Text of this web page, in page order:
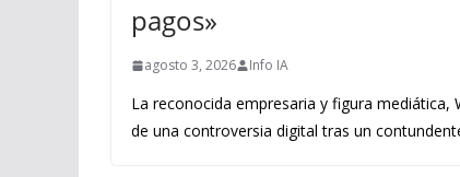
pagos»
agosto 3, 2026 Info IA
La reconocida empresaria y figura mediática,
de una controversia digital tras un